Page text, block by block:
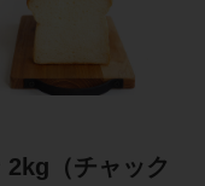
2kg（チャック